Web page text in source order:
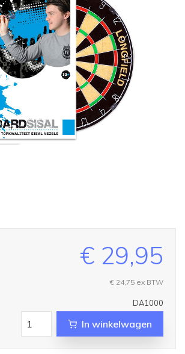
€ 29,95
€ 24,75 ex BTW
DA1000
In winkelwagen